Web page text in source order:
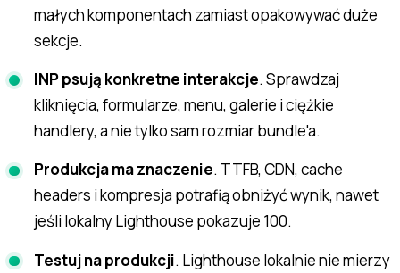
małych komponentach zamiast opakowywać duże
sekcje.
INP psują konkretne interakcje. Sprawdzaj
kliknięcia, formularze, menu, galerie i ciężkie
handlery, a nie tylko sam rozmiar bundle'a.
Produkcja ma znaczenie. TTFB, CDN, cache
headers i kompresja potrafią obniżyć wynik, nawet
jeśli lokalny Lighthouse pokazuje 100.
Testuj na produkcji. Lighthouse lokalnie nie mierzy